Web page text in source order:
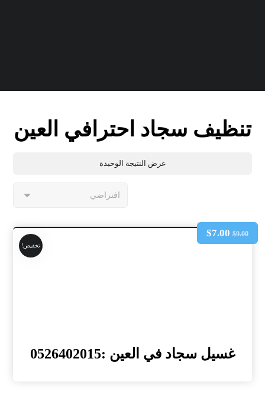
تنظيف سجاد احترافي العين
عرض النتيجة الوحيدة
تخفيض!
غسيل سجاد في العين :0526402015
$9.00
$7.00